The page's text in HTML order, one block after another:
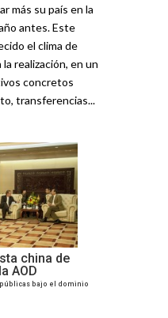
más su país en la
antes. Este
el clima de
realización, en un
concretos
transferencias...
china de
AOD
bajo el dominio